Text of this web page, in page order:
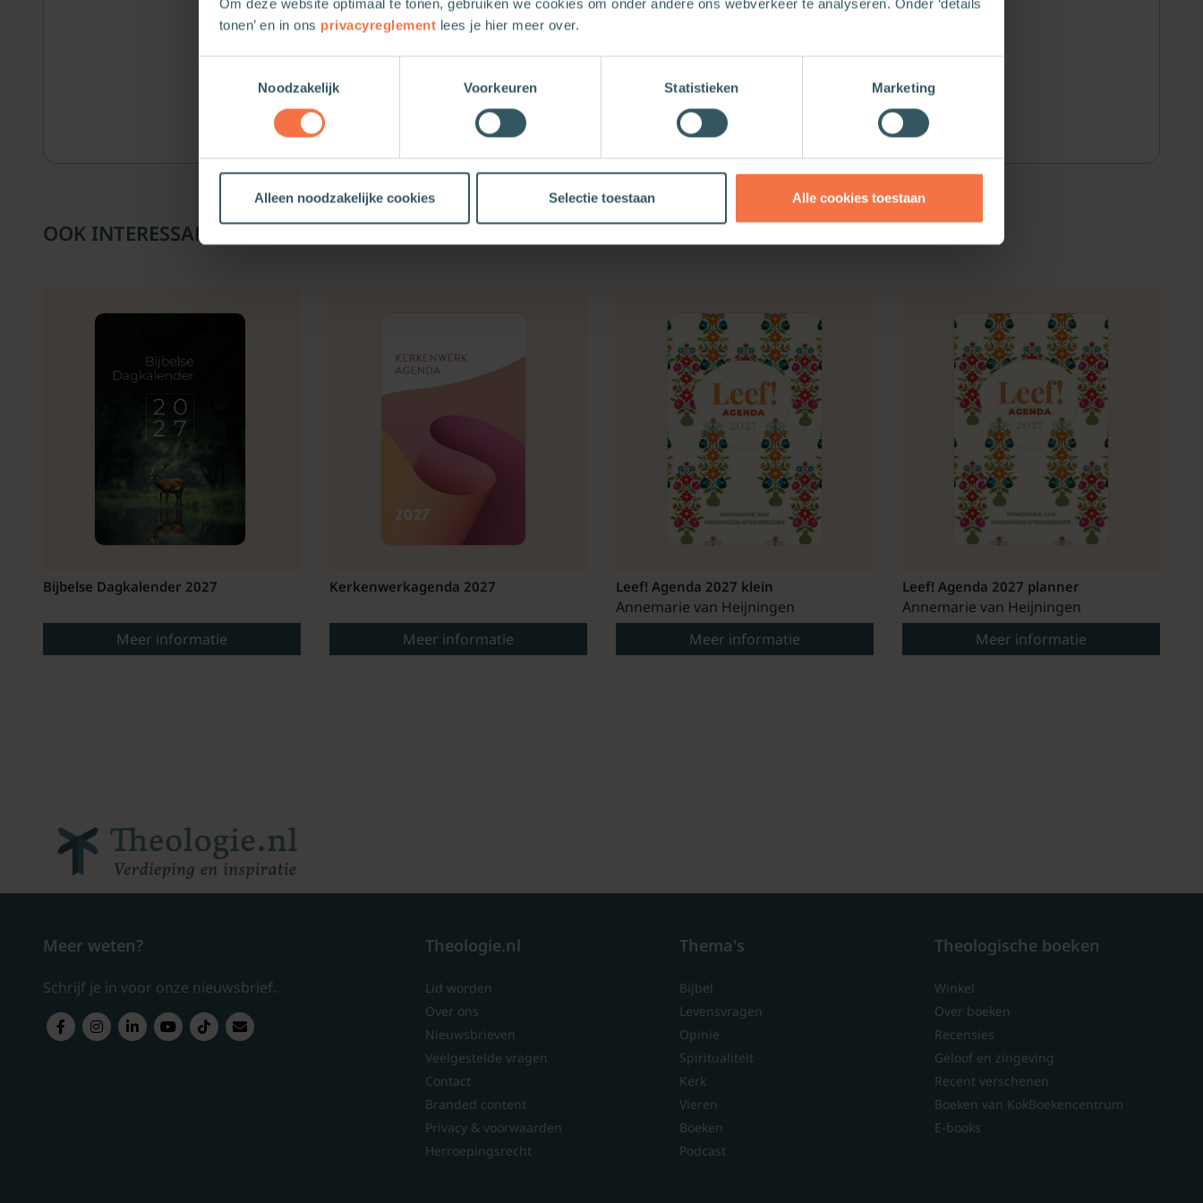
Om deze website optimaal te tonen, gebruiken we cookies om onder andere ons webverkeer te analyseren. Onder ‘details
tonen’ en in ons privacyreglement lees je hier meer over.
Noodzakelijk
Voorkeuren Statistieken Marketing
Alleen noodzakelijke cookies Selectie toestaan Alle cookies toestaan
OOK INTERESSANT
Bijbelse Dagkalender 2027
Meer informatie
Kerkenwerkagenda 2027
Meer informatie
Leef! Agenda 2027 klein
Annemarie van Heijningen
Meer informatie
Leef! Agenda 2027 planner
Annemarie van Heijningen
Meer informatie
Meer weten?
Schrijf je in voor onze nieuwsbrief.
Theologie.nl
Lid worden
Over ons
Nieuwsbrieven
Veelgestelde vragen
Contact
Branded content
Privacy & voorwaarden
Herroepingsrecht
Thema's
Bijbel
Levensvragen
Opinie
Spiritualiteit
Kerk
Vieren
Boeken
Podcast
Theologische boeken
Winkel
Over boeken
Recensies
Geloof en zingeving
Recent verschenen
Boeken van KokBoekencentrum
E-books